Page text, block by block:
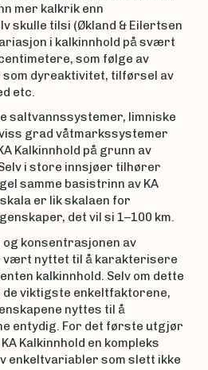
mer kalkrik enn
skulle tilsi (Økland & Eilertsen
i kalkinnhold på svært
som følge av
dyreaktivitet, tilførsel av
etc.
saltvannssystemer, limniske
grad våtmarkssystemer
Kalkinnhold på grunn av
i store innsjøer tilhører
samme basistrinn av KA
er lik skalaen for
det vil si 1–100 km.
konsentrasjonen av
vært nyttet til å karakterisere
kalkinnhold. Selv om dette
viktigste enkeltfaktorene,
nyttes til å
entydig. For det første utgjør
Kalkinnhold en kompleks
enkeltvariabler som slett ikke